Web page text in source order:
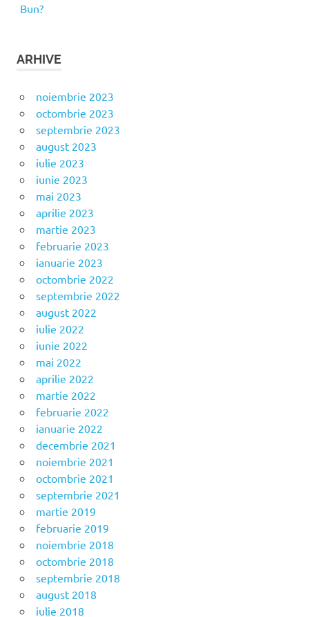
Bun?
ARHIVE
noiembrie 2023
octombrie 2023
septembrie 2023
august 2023
iulie 2023
iunie 2023
mai 2023
aprilie 2023
martie 2023
februarie 2023
ianuarie 2023
octombrie 2022
septembrie 2022
august 2022
iulie 2022
iunie 2022
mai 2022
aprilie 2022
martie 2022
februarie 2022
ianuarie 2022
decembrie 2021
noiembrie 2021
octombrie 2021
septembrie 2021
martie 2019
februarie 2019
noiembrie 2018
octombrie 2018
septembrie 2018
august 2018
iulie 2018